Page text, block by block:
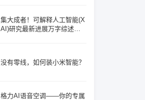
集大成者！可解释人工智能(X
AI)研究最新进展万字综述论
没有零线，如何装小米智能？
格力AI语音空调——你的专属